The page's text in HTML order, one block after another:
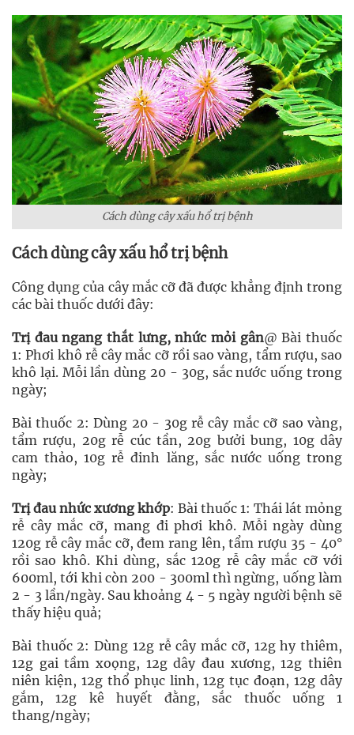
Cách dùng cây xấu hổ trị bệnh
Cách dùng cây xấu hổ trị bệnh
Công dụng của cây mắc cỡ đã được khẳng định trong
các bài thuốc dưới đây:
Trị đau ngang thắt lưng, nhức mỏi gân@ Bài thuốc
1: Phơi khô rễ cây mắc cỡ rồi sao vàng, tẩm rượu, sao
khô lại. Mỗi lần dùng 20 - 30g, sắc nước uống trong
ngày;
Bài thuốc 2: Dùng 20 - 30g rễ cây mắc cỡ sao vàng,
tẩm rượu, 20g rễ cúc tần, 20g bưởi bung, 10g dây
cam thảo, 10g rễ đinh lăng, sắc nước uống trong
ngày;
Trị đau nhức xương khớp: Bài thuốc 1: Thái lát mỏng
rễ cây mắc cỡ, mang đi phơi khô. Mỗi ngày dùng
120g rễ cây mắc cỡ, đem rang lên, tẩm rượu 35 - 40°
rồi sao khô. Khi dùng, sắc 120g rễ cây mắc cỡ với
600ml, tới khi còn 200 - 300ml thì ngừng, uống làm
2 - 3 lần/ngày. Sau khoảng 4 - 5 ngày người bệnh sẽ
thấy hiệu quả;
Bài thuốc 2: Dùng 12g rễ cây mắc cỡ, 12g hy thiêm,
12g gai tầm xoọng, 12g dây đau xương, 12g thiên
niên kiện, 12g thổ phục linh, 12g tục đoạn, 12g dây
gắm, 12g kê huyết đằng, sắc thuốc uống 1
thang/ngày;